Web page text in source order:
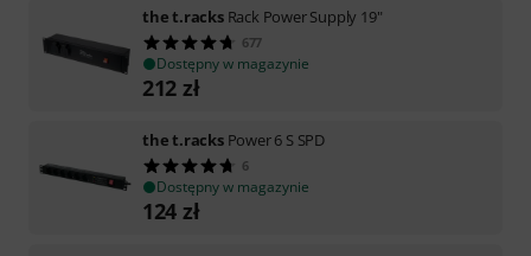
the t.racks Rack Power Supply 19"
677
Dostępny w magazynie
212 zł
the t.racks Power 6 S SPD
6
Dostępny w magazynie
124 zł